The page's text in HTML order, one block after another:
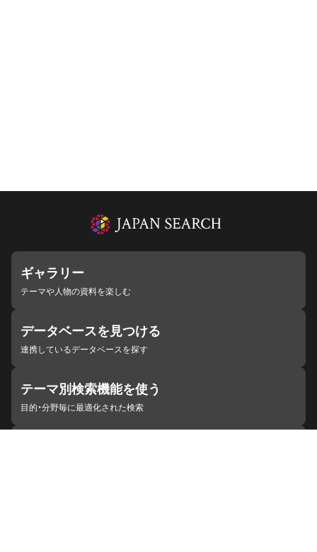
ギャラリー
テーマや人物の資料を楽しむ
データベースを見つける
連携しているデータベースを探す
テーマ別検索機能を使う
目的・分野毎に最適化された検索